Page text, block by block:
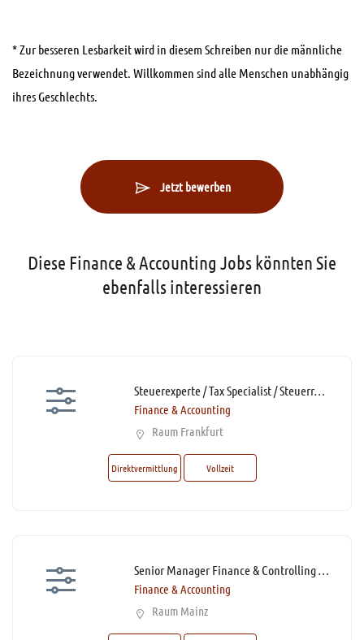
* Zur besseren Lesbarkeit wird in diesem Schreiben nur die männliche
Bezeichnung verwendet. Willkommen sind alle Menschen unabhängig
ihres Geschlechts.
Jetzt bewerben
Diese Finance & Accounting Jobs könnten Sie
ebenfalls interessieren
Steuerexperte / Tax Specialist / Steuerreferent / Steuerfachwirt (m/w/d)* mit Homeoffice
Finance & Accounting
Raum Frankfurt
Direktvermittlung Vollzeit
Senior Manager Finance & Controlling / Finance Manager Manufacturing (m/w/d)*
Finance & Accounting
Raum Mainz